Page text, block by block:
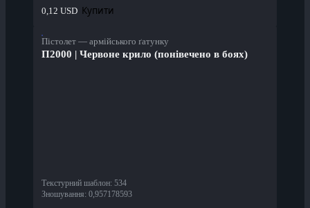
0,12 USD Купити
Пістолет — армійського ґатунку
П2000 | Червоне крило (понівечено в боях)
Текстурний шаблон: 534
Зношування: 0,957178593